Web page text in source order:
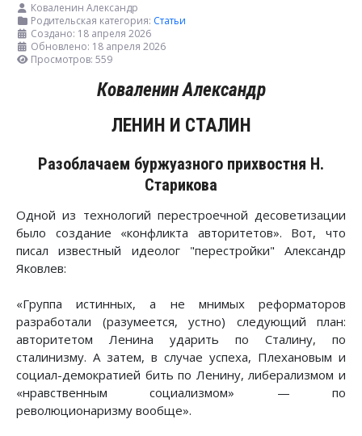
Коваленин Александр
Родительская категория: Статьи
Создано: 18 апреля 2026
Обновлено: 18 апреля 2026
Просмотров: 559
Коваленин Александр
ЛЕНИН И СТАЛИН
Разоблачаем буржуазного прихвостня Н.
Старикова
Одной из технологий перестроечной десоветизации
было создание «конфликта авторитетов». Вот, что
писал известный идеолог "перестройки" Александр
Яковлев:
«Группа истинных, а не мнимых реформаторов
разработали (разумеется, устно) следующий план:
авторитетом Ленина ударить по Сталину, по
сталинизму. А затем, в случае успеха, Плехановым и
социал-демократией бить по Ленину, либерализмом и
«нравственным социализмом» — по
революционаризму вообще».